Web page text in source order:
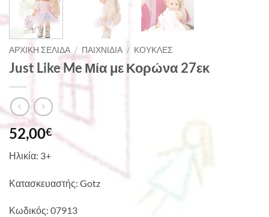
ΑΡΧΙΚΉ ΣΕΛΊΔΑ / ΠΑΙΧΝΊΔΙΑ / ΚΟΎΚΛΕΣ
Just Like Me Μία με Κορώνα 27εκ
52,00€
Ηλικία: 3+
Κατασκευαστής: Gotz
Κωδικός: 07913